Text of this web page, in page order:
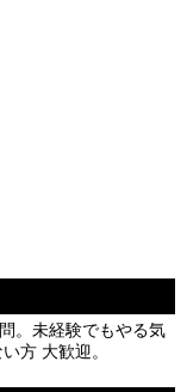
。未経験でもやる気
方 大歓迎。